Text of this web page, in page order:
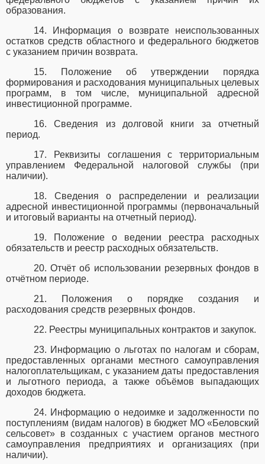
образования.
14. Информация о возврате неиспользованных
остатков средств областного и федерального бюджетов
с указанием причин возврата.
15. Положение об утверждении порядка
формирования и расходования муниципальных целевых
программ, в том числе, муниципальной адресной
инвестиционной программе.
16. Сведения из долговой книги за отчетный
период.
17. Реквизиты соглашения с территориальным
управлением Федеральной налоговой службы (при
наличии).
18. Сведения о распределении и реализации
адресной инвестиционной программы (первоначальный
и итоговый варианты на отчетный период).
19. Положение о ведении реестра расходных
обязательств и реестр расходных обязательств.
20. Отчёт об использовании резервных фондов в
отчётном периоде.
21. Положения о порядке создания и
расходования средств резервных фондов.
22. Реестры муниципальных контрактов и закупок.
23. Информацию о льготах по налогам и сборам,
предоставленных органами местного самоуправления
налогоплательщикам, с указанием даты предоставления
и льготного периода, а также объёмов выпадающих
доходов бюджета.
24. Информацию о недоимке и задолженности по
поступлениям (видам налогов) в бюджет МО «Беловский
сельсовет» в созданных с участием органов местного
самоуправления предприятиях и организациях (при
наличии).